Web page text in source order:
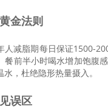
金法则
人减脂期每日保证1500-
前半小时喝水增加饱腹
，杜绝隐形热量摄入。
误区